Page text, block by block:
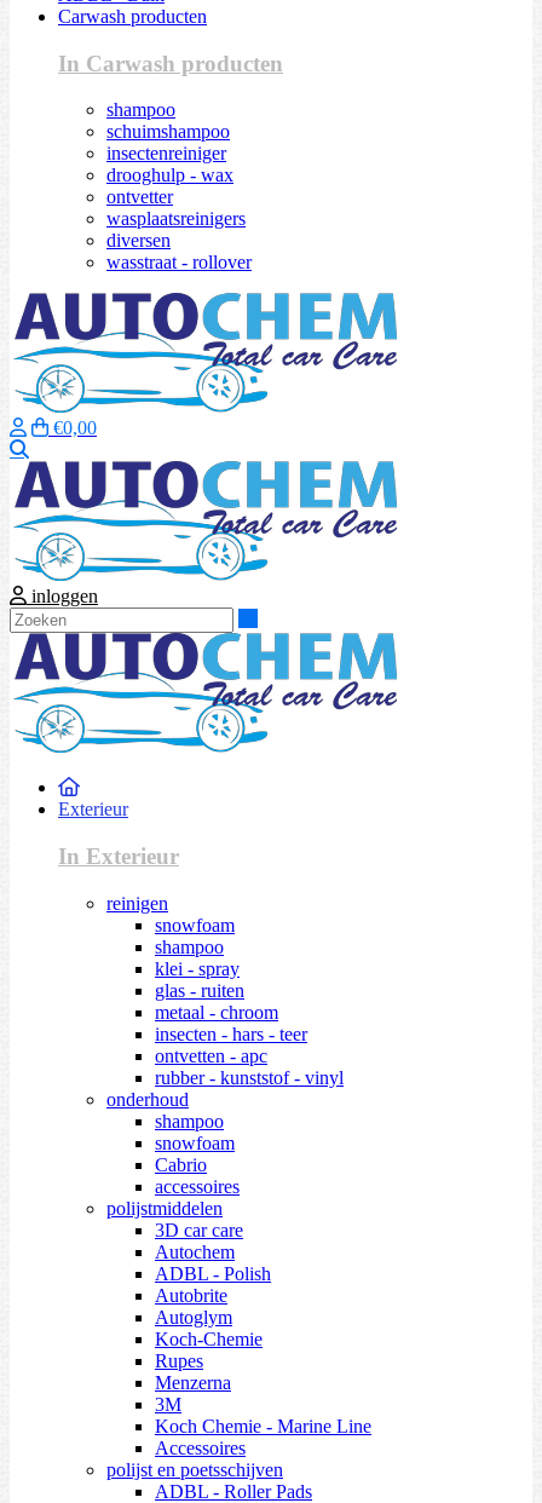
Carwash producten
In Carwash producten
shampoo
schuimshampoo
insectenreiniger
drooghulp - wax
ontvetter
wasplaatsreinigers
diversen
wasstraat - rollover
€0,00
inloggen
Exterieur
In Exterieur
reinigen
snowfoam
shampoo
klei - spray
glas - ruiten
metaal - chroom
insecten - hars - teer
ontvetten - apc
rubber - kunststof - vinyl
onderhoud
shampoo
snowfoam
Cabrio
accessoires
polijstmiddelen
3D car care
Autochem
ADBL - Polish
Autobrite
Autoglym
Koch-Chemie
Rupes
Menzerna
3M
Koch Chemie - Marine Line
Accessoires
polijst en poetsschijven
ADBL - Roller Pads